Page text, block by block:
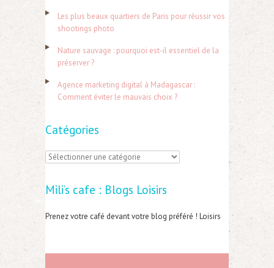
h
r
:
Les plus beaux quartiers de Paris pour réussir vos
shootings photo
Nature sauvage : pourquoi est-il essentiel de la
préserver ?
Agence marketing digital à Madagascar :
Comment éviter le mauvais choix ?
Catégories
C
t
é
o
Mili’s cafe : Blogs Loisirs
Prenez votre café devant votre blog préféré ! Loisirs